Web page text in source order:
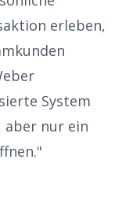
erleben,
System
aber nur ein